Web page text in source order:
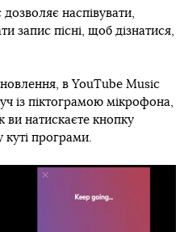
наспівувати,
запис пісні, щоб дізнатися,
в YouTube Music
із піктограмою мікрофона,
ви натискаєте кнопку
програми.